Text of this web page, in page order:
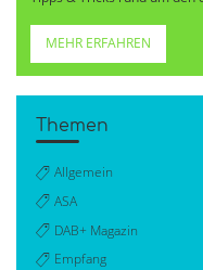
MEHR ERFAHREN
Themen
Allgemein
ASA
DAB+ Magazin
Empfang